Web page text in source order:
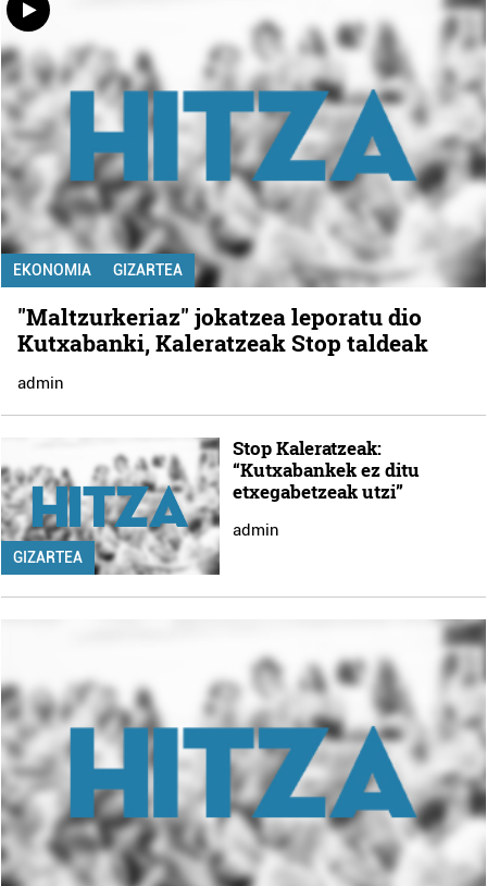
EKONOMIA GIZARTEA
"Maltzurkeriaz" jokatzea leporatu dio
Kutxabanki, Kaleratzeak Stop taldeak
admin
GIZARTEA
Stop Kaleratzeak:
“Kutxabankek ez ditu
etxegabetzeak utzi”
admin